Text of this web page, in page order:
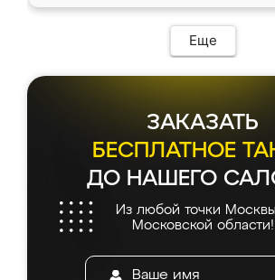
Еще
ЗАКАЗАТЬ
БЕСПЛАТНОЕ
ДО НАШЕГО
Из любой точки
Московской области!